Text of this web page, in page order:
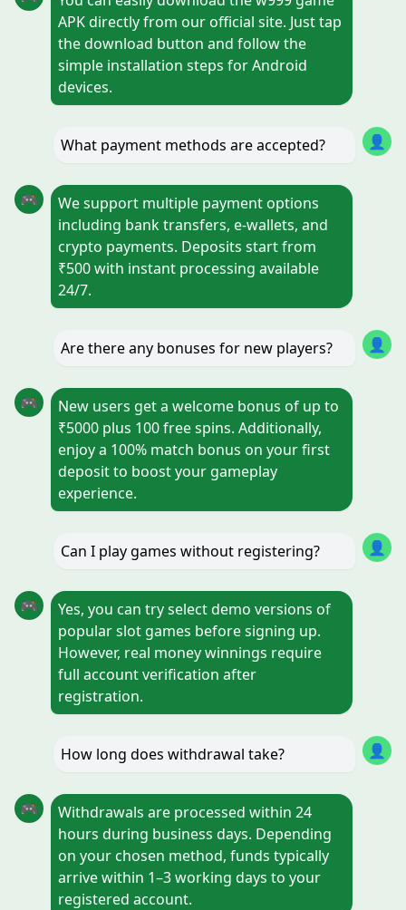
APK directly from our official site. Just tap
the download button and follow the
simple installation steps for Android
devices.
What payment methods are accepted? 👤
🎮
We support multiple payment options
including bank transfers, e-wallets, and
crypto payments. Deposits start from
₹500 with instant processing available
24/7.
Are there any bonuses for new players? 👤
🎮
New users get a welcome bonus of up to
₹5000 plus 100 free spins. Additionally,
enjoy a 100% match bonus on your first
deposit to boost your gameplay
experience.
Can I play games without registering? 👤
🎮
Yes, you can try select demo versions of
popular slot games before signing up.
However, real money winnings require
full account verification after
registration.
How long does withdrawal take? 👤
🎮
Withdrawals are processed within 24
hours during business days. Depending
on your chosen method, funds typically
arrive within 1–3 working days to your
registered account.